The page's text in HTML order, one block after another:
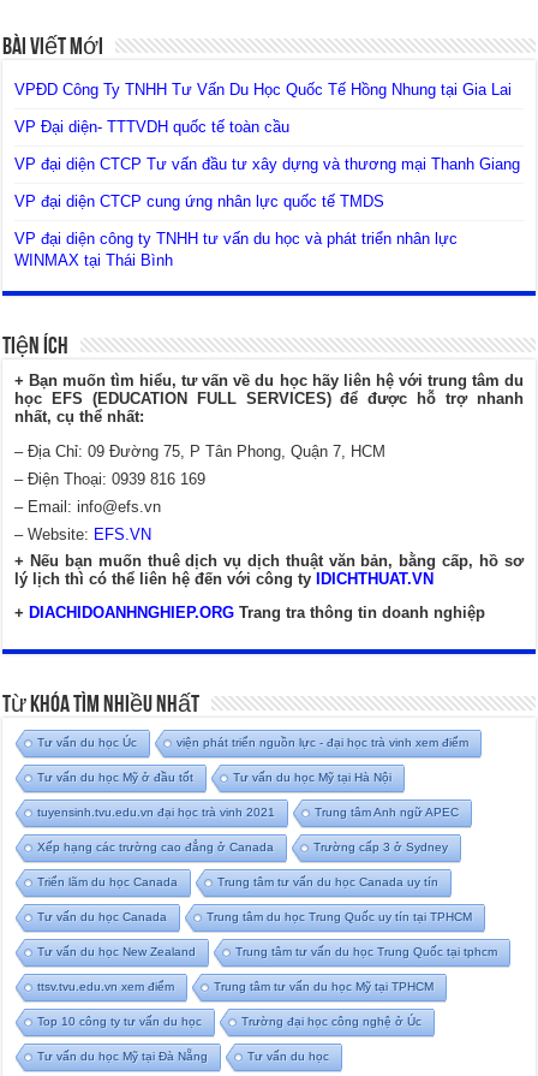
Bài Viết Mới
VPĐD Công Ty TNHH Tư Vấn Du Học Quốc Tế Hồng Nhung tại Gia Lai
VP Đại diện- TTTVDH quốc tế toàn cầu
VP đại diện CTCP Tư vấn đầu tư xây dựng và thương mại Thanh Giang
VP đại diện CTCP cung ứng nhân lực quốc tế TMDS
VP đại diện công ty TNHH tư vấn du học và phát triển nhân lực
WINMAX tại Thái Bình
Tiện Ích
+ Bạn muốn tìm hiểu, tư vấn về du học hãy liên hệ với trung tâm du
học EFS (EDUCATION FULL SERVICES) để được hỗ trợ nhanh
nhất, cụ thể nhất:
– Địa Chỉ: 09 Đường 75, P Tân Phong, Quận 7, HCM
– Điện Thoại: 0939 816 169
– Email:info@efs.vn
– Website: EFS.VN
+ Nếu bạn muốn thuê dịch vụ dịch thuật văn bản, bằng cấp, hồ sơ
lý lịch thì có thể liên hệ đến với công ty
IDICHTHUAT.VN
+ DIACHIDOANHNGHIEP.ORG Trang tra thông tin doanh nghiệp
Từ Khóa Tìm Nhiều Nhất
Tư vấn du học Úc viện phát triển nguồn lực - đại học trà vinh xem điểm
Tư vấn du học Mỹ ở đầu tốt Tư vấn du học Mỹ tại Hà Nội
tuyensinh.tvu.edu.vn đại học trà vinh 2021 Trung tâm Anh ngữ APEC
Xếp hạng các trường cao đẳng ở Canada Trường cấp 3 ở Sydney
Triển lãm du học Canada Trung tâm tư vấn du học Canada uy tín
Tư vấn du học Canada Trung tâm du học Trung Quốc uy tín tại TPHCM
Tư vấn du học New Zealand Trung tâm tư vấn du học Trung Quốc tại tphcm
ttsv.tvu.edu.vn xem điểm Trung tâm tư vấn du học Mỹ tại TPHCM
Top 10 công ty tư vấn du học Trường đại học công nghệ ở Úc
Tư vấn du học Mỹ tại Đà Nẵng Tư vấn du học